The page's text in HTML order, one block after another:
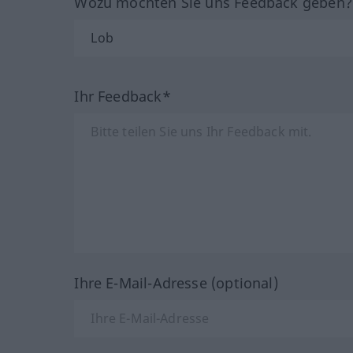
Ihr Feedback*
Ihre E-Mail-Adresse (optional)